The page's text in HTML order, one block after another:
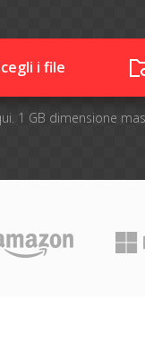
i file
1 GB dimensione